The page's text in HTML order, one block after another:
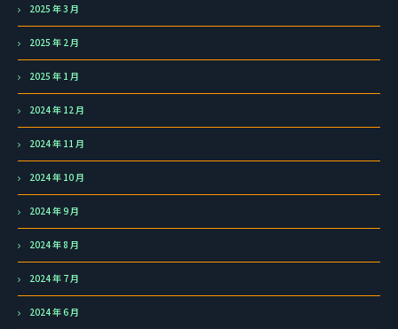
2025 年 3 月
2025 年 2 月
2025 年 1 月
2024 年 12 月
2024 年 11 月
2024 年 10 月
2024 年 9 月
2024 年 8 月
2024 年 7 月
2024 年 6 月